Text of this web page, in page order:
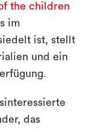
the children
im
ist, stellt
und ein
das